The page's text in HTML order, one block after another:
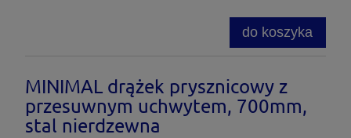
do koszyka
MINIMAL drążek prysznicowy z
przesuwnym uchwytem, 700mm,
stal nierdzewna